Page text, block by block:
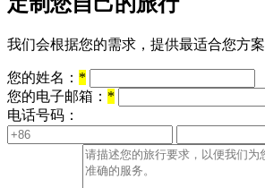
我们会根据您的需求，提供最适合您方案
您的姓名： *
您的电子邮箱： *
电话号码：